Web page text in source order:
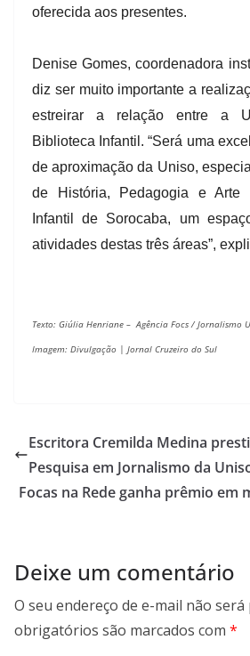
oferecida aos presentes.
Denise Gomes, coordenadora
diz ser muito importante a
estreirar a relação entre a
Biblioteca Infantil. “Será uma
de aproximação da Uniso,
de História, Pedagogia e Arte
Infantil de Sorocaba, um
atividades destas três áreas”,
Texto: Giúlia Henriane – Agência Focs / Jornalismo
Imagem: Divulgação | Jornal Cruzeiro do Sul
Escritora Cremilda Medina
Pesquisa em Jornalismo da
Focas na Rede ganha prêmio em
Deixe um comentário
O seu endereço de e-mail não será
obrigatórios são marcados com *